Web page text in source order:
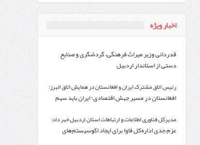
اخبار ویژه
قدردانی وزیر میراث فرهنگی، گردشگری و صنایع
دستی از استاندار اردبیل
رئیس اتاق مشترک ایران و افغانستان در همایش اتاق البرز:
افغانستان در مسیر جهش اقتصادی؛ ایران باید سهم
مدیرکل فناوری اطلاعات و ارتباطات استان اردبیل خبر داد:
عزم جدی اداره‌کل فاوا برای ایجاد اکوسیستم‌های